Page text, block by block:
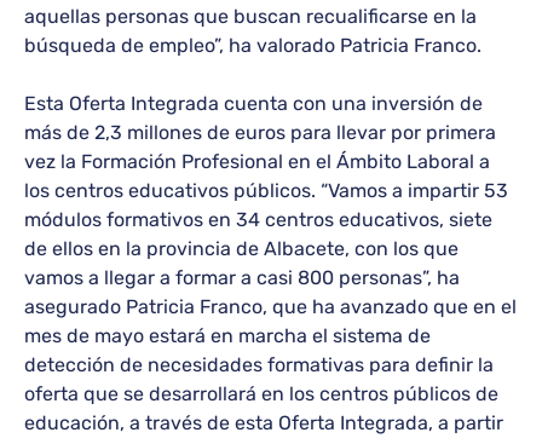
aquellas personas que buscan recualificarse en la
búsqueda de empleo”, ha valorado Patricia Franco.
Esta Oferta Integrada cuenta con una inversión de
más de 2,3 millones de euros para llevar por primera
vez la Formación Profesional en el Ámbito Laboral a
los centros educativos públicos. “Vamos a impartir 53
módulos formativos en 34 centros educativos, siete
de ellos en la provincia de Albacete, con los que
vamos a llegar a formar a casi 800 personas”, ha
asegurado Patricia Franco, que ha avanzado que en el
mes de mayo estará en marcha el sistema de
detección de necesidades formativas para definir la
oferta que se desarrollará en los centros públicos de
educación, a través de esta Oferta Integrada, a partir